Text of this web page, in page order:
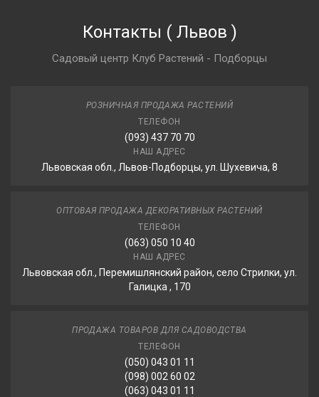
Контакты ( Львов )
Садовый центр Клуб Растений - Подборцы
РОЗНИЧНАЯ ПРОДАЖА РАСТЕНИЙ
ТЕЛЕФОН
(093) 437 70 70
НАШ АДРЕС
Львовская обл., Львов-Подборцы, ул. Шухевича, 8
ОПТОВАЯ ПРОДАЖА ДЕКОРАТИВНЫХ РАСТЕНИЙ
ТЕЛЕФОН
(063) 050 10 40
НАШ АДРЕС
Львовская обл., Перемишлянский район, село Стрилки, ул.
Галицка , 170
ПРОДАЖА ТОВАРОВ ДЛЯ САДОВОДСТВА
ТЕЛЕФОН
(050) 043 01 11
(098) 002 60 02
(063) 043 01 11